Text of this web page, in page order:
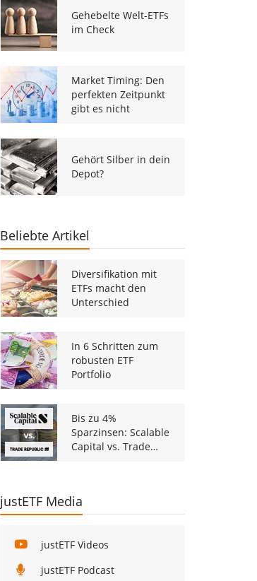
Gehebelte Welt-ETFs
im Check
Market Timing: Den
perfekten Zeitpunkt
gibt es nicht
Gehört Silber in dein
Depot?
Beliebte Artikel
Diversifikation mit
ETFs macht den
Unterschied
In 6 Schritten zum
robusten ETF
Portfolio
Bis zu 4%
Sparzinsen: Scalable
Capital vs. Trade
justETF Media
justETF Videos
justETF Podcast